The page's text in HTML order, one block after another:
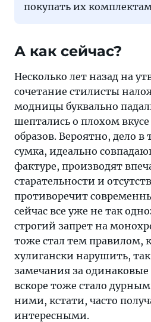
покупать их
А как сейчас?
Несколько лет назад на
сочетание стилисты
модницы буквально
шептались о плохом
образов. Вероятно, дело в
сумка, идеально
фактуре, производят
старательности и
противоречит
сейчас все уже не так
строгий запрет на
тоже стал тем правилом,
хулигански нарушить, так
замечания за
вскоре тоже стало
ними, кстати, часто
интересными.